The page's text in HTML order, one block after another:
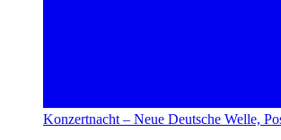
Konzertnacht – Neue Deutsche Welle,